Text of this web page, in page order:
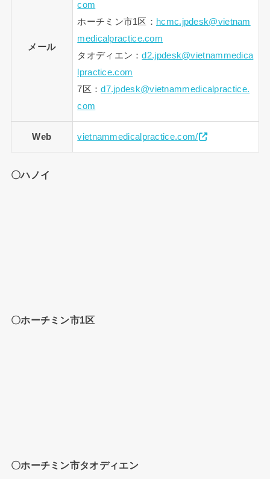
メール
com
ホーチミン市1区： hcmc.jpdesk@vietnam
medicalpractice.com
タオディエン：d2.jpdesk@vietnammedica
lpractice.com
7区：d7.jpdesk@vietnammedicalpractice.
com
Web vietnammedicalpractice.com/
〇ハノイ
〇ホーチミン市1区
〇ホーチミン市タオディエン